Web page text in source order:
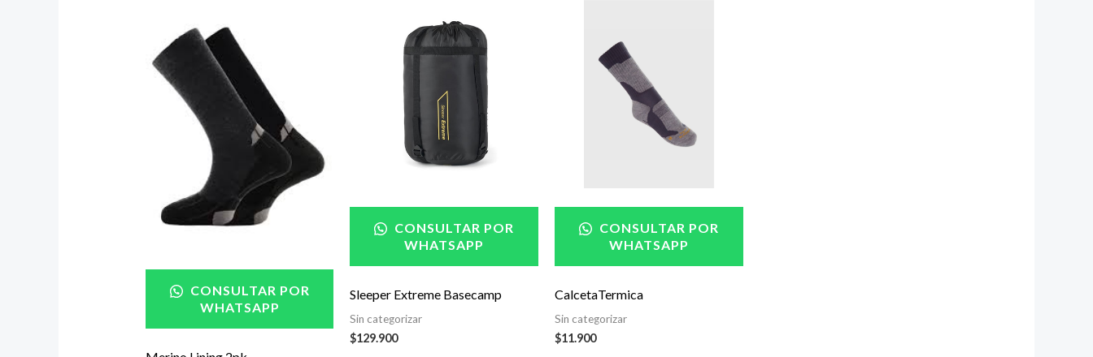
CONSULTAR POR
WHATSAPP
CONSULTAR POR
WHATSAPP
Sleeper Extreme Basecamp
Sin categorizar
$129.900
CONSULTAR POR
WHATSAPP
CalcetaTermica
Sin categorizar
$11.900